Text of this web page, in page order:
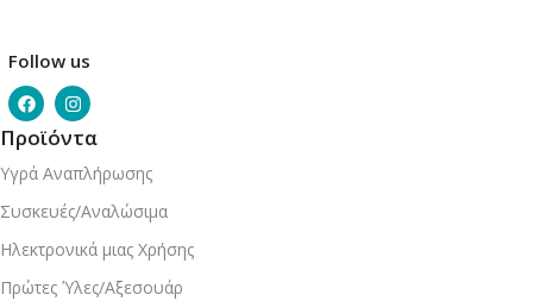
Follow us
Προϊόντα
Υγρά Αναπλήρωσης
Συσκευές/Αναλώσιμα
Ηλεκτρονικά μιας Χρήσης
Πρώτες Ύλες/Αξεσουάρ